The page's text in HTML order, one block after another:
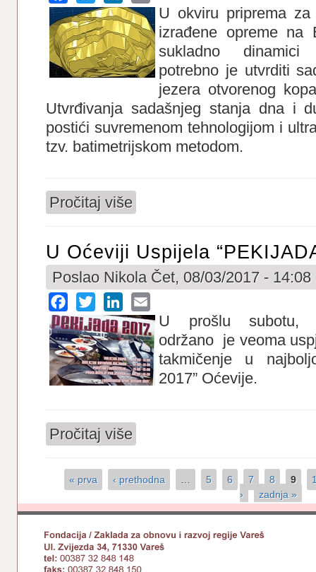
U okviru priprema
izrađene opreme na
sukladno dinamici
potrebno je utvrditi
jezera otvorenog
Utvrđivanja sadašnjeg stanja dna i
postići suvremenom tehnologijom i
tzv. batimetrijskom metodom.
Pročitaj više
U Oćeviji Uspijela
Poslao NikolaČet, 08/03/2017 - 14:08
Facebook
Twitter LinkedIn
U prošlu subotu,
održano je veoma
takmičenje u
2017” Oćevije.
Pročitaj više
Stranice
« prva ‹ prethodna 5 6 7 8 9
›
zadnja »